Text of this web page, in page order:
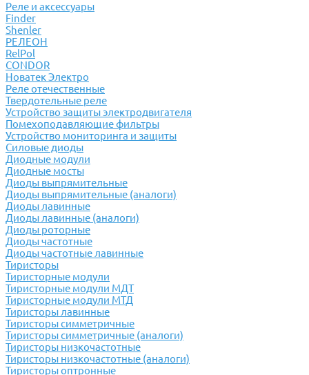
Реле и аксессуары
Finder
Shenler
РЕЛЕОН
RelPol
CONDOR
Новатек Электро
Реле отечественные
Твердотельные реле
Устройство защиты электродвигателя
Помехоподавляющие фильтры
Устройство мониторинга и защиты
Силовые диоды
Диодные модули
Диодные мосты
Диоды выпрямительные
Диоды выпрямительные (аналоги)
Диоды лавинные
Диоды лавинные (аналоги)
Диоды роторные
Диоды частотные
Диоды частотные лавинные
Тиристоры
Тиристорные модули
Тиристорные модули МДТ
Тиристорные модули МТД
Тиристоры лавинные
Тиристоры симметричные
Тиристоры симметричные (аналоги)
Тиристоры низкочастотные
Тиристоры низкочастотные (аналоги)
Тиристоры оптронные